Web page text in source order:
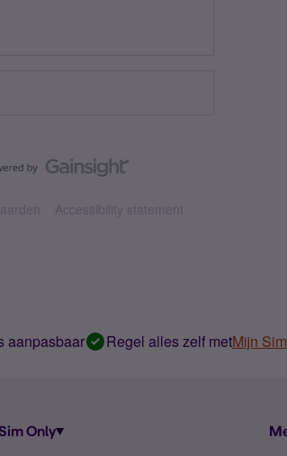
Accessibility statement
aanpasbaar Regel alles zelf metMijn
Only